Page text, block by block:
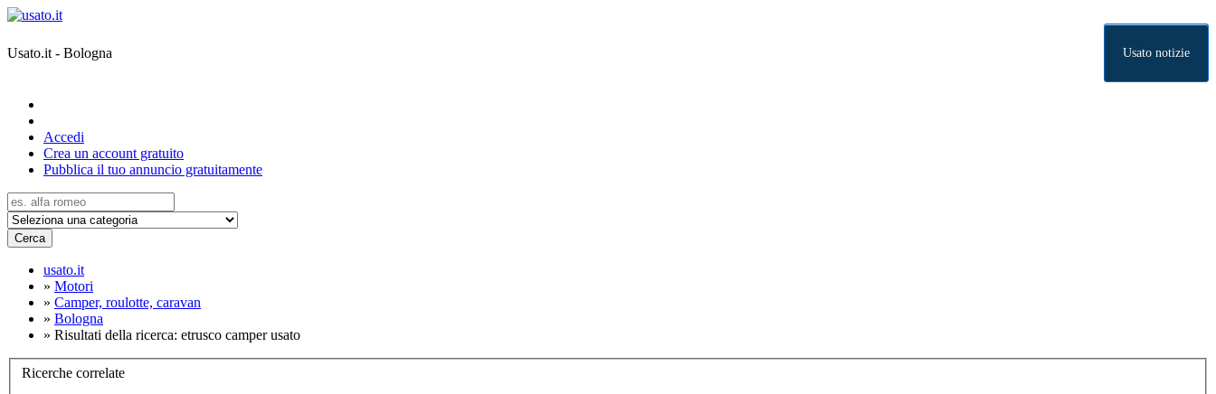
Usato.it - Bologna Usato notizie
Accedi
Crea un account gratuito
Pubblica il tuo annuncio gratuitamente
Cerca
usato.it
» Motori
» Camper, roulotte, caravan
» Bologna
» Risultati della ricerca: etrusco camper usato
Ricerche correlate